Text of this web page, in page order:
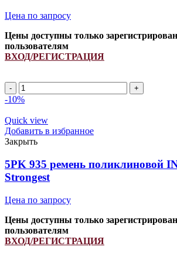
Цена по запросу
Цены доступны только
пользователям
ВХОД/РЕГИСТРАЦИЯ
6PK
990
поликлиновой
INDFORCE
Strongest
quantity
-10%
Quick view
Добавить в избранное
Закрыть
5PK 935 ремень поликлиновой
Strongest
Цена по запросу
Цены доступны только
пользователям
ВХОД/РЕГИСТРАЦИЯ